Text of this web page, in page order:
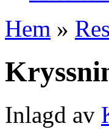
Hem »
Inlagd av